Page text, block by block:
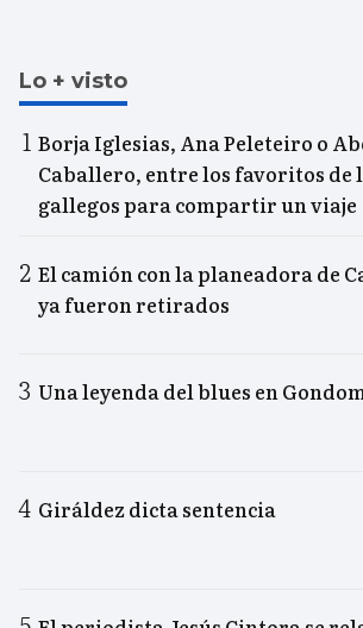
Lo + visto
Borja Iglesias, Ana Peleteiro o
Caballero, entre los favoritos de
gallegos para compartir un viaje
El camión con la planeadora de
ya fueron retirados
Una leyenda del blues en
Giráldez dicta sentencia